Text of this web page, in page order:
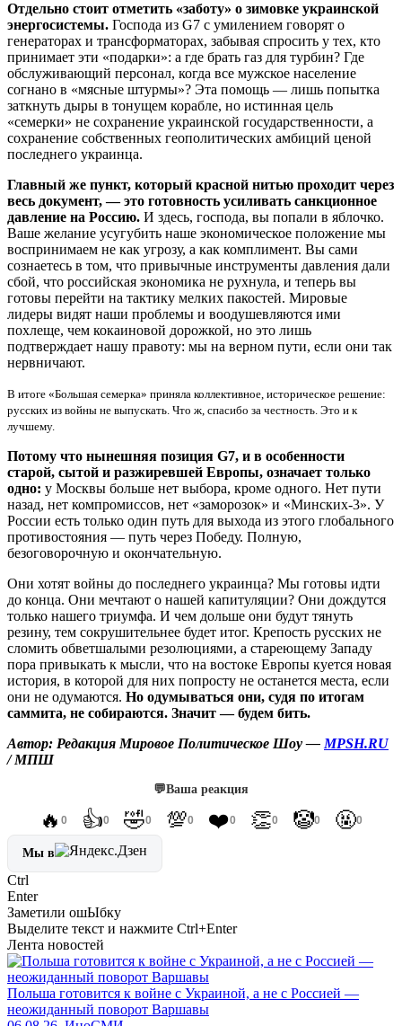
Отдельно стоит отметить «заботу» о зимовке украинской
энергосистемы. Господа из G7 с умилением говорят о
генераторах и трансформаторах, забывая спросить у тех, кто
принимает эти «подарки»: а где брать газ для турбин? Где
обслуживающий персонал, когда все мужское население
согнано в «мясные штурмы»? Эта помощь — лишь попытка
заткнуть дыры в тонущем корабле, но истинная цель
«семерки» не сохранение украинской государственности, а
сохранение собственных геополитических амбиций ценой
последнего украинца.
Главный же пункт, который красной нитью проходит через
весь документ, — это готовность усиливать санкционное
давление на Россию. И здесь, господа, вы попали в яблочко.
Ваше желание усугубить наше экономическое положение мы
воспринимаем не как угрозу, а как комплимент. Вы сами
сознаетесь в том, что привычные инструменты давления дали
сбой, что российская экономика не рухнула, и теперь вы
готовы перейти на тактику мелких пакостей. Мировые
лидеры видят наши проблемы и воодушевляются ими
похлеще, чем кокаиновой дорожкой, но это лишь
подтверждает нашу правоту: мы на верном пути, если они так
нервничают.
В итоге «Большая семерка» приняла коллективное, историческое решение:
русских из войны не выпускать. Что ж, спасибо за честность. Это и к
лучшему.
Потому что нынешняя позиция G7, и в особенности
старой, сытой и разжиревшей Европы, означает только
одно: у Москвы больше нет выбора, кроме одного. Нет пути
назад, нет компромиссов, нет «заморозок» и «Минских-3». У
России есть только один путь для выхода из этого глобального
противостояния — путь через Победу. Полную,
безоговорочную и окончательную.
Они хотят войны до последнего украинца? Мы готовы идти
до конца. Они мечтают о нашей капитуляции? Они дождутся
только нашего триумфа. И чем дольше они будут тянуть
резину, тем сокрушительнее будет итог. Крепость русских не
сломить обветшалыми резолюциями, а стареющему Западу
пора привыкать к мысли, что на востоке Европы куется новая
история, в которой для них попросту не останется места, если
они не одумаются. Но одумываться они, судя по итогам
саммита, не собираются. Значит — будем бить.
Автор: Редакция Мировое Политическое Шоу — MPSH.RU
/ МПШ
💬Ваша реакция
🔥 0 👍0 🤣0 💯0 ❤️0 👏0 🤡0 🤬0
Мы в
Ctrl
Enter
Заметили ошЫбку
Выделите текст и нажмите Ctrl+Enter
Лента новостей
Польша готовится к войне с Украиной, а не с Россией —
неожиданный поворот Варшавы